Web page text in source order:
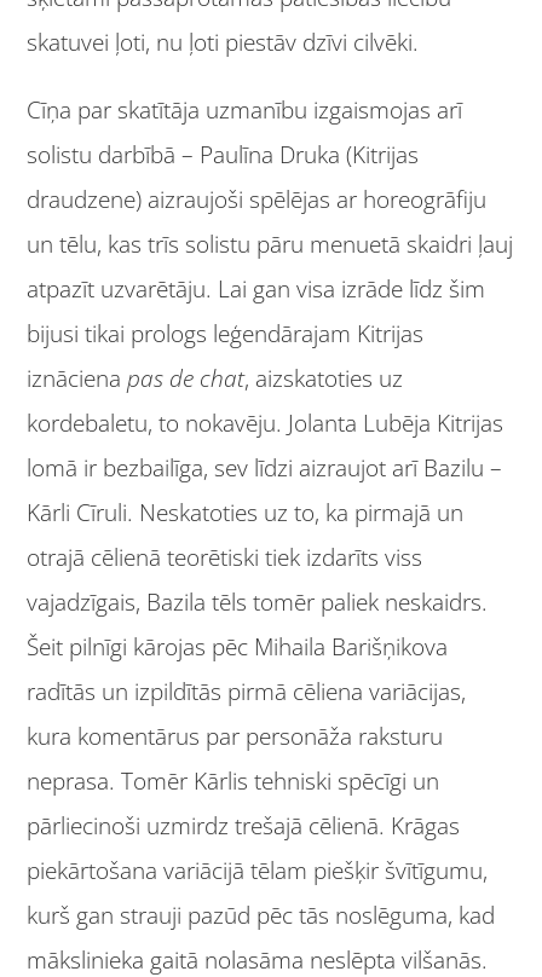
skatuvei ļoti, nu ļoti piestāv dzīvi cilvēki.
Cīņa par skatītāja uzmanību izgaismojas arī
solistu darbībā – Paulīna Druka (Kitrijas
draudzene) aizraujoši spēlējas ar horeogrāfiju
un tēlu, kas trīs solistu pāru menuetā skaidri ļauj
atpazīt uzvarētāju. Lai gan visa izrāde līdz šim
bijusi tikai prologs leģendārajam Kitrijas
iznācienapas de chat, aizskatoties uz
kordebaletu, to nokavēju. Jolanta Lubēja Kitrijas
lomā ir bezbailīga, sev līdzi aizraujot arī Bazilu –
Kārli Cīruli. Neskatoties uz to, ka pirmajā un
otrajā cēlienā teorētiski tiek izdarīts viss
vajadzīgais, Bazila tēls tomēr paliek neskaidrs.
Šeit pilnīgi kārojas pēc Mihaila Barišņikova
radītās un izpildītās pirmā cēliena variācijas,
kura komentārus par personāža raksturu
neprasa. Tomēr Kārlis tehniski spēcīgi un
pārliecinoši uzmirdz trešajā cēlienā. Krāgas
piekārtošana variācijā tēlam piešķir švītīgumu,
kurš gan strauji pazūd pēc tās noslēguma, kad
mākslinieka gaitā nolasāma neslēpta vilšanās.